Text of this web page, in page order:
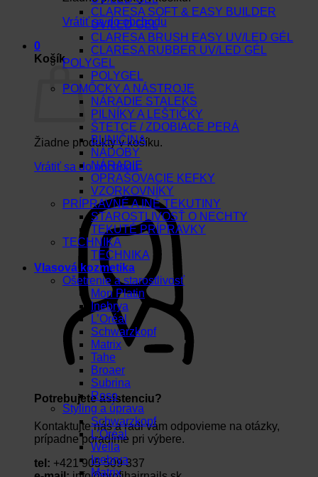
Vrátiť sa do obchodu
0
Košík
Žiadne produkty v košíku.
Vrátiť sa do obchodu
Potrebujete asistenciu?
Kontaktujte nás a radi vám odpovieme na otázky,
prípadne poradíme pri výbere.
tel: +421 905 509 337
CLARESA SOFT & EASY BUILDER
UV/LED GEL
CLARESA BRUSH EASY UV/LED GÉL
CLARESA RUBBER UV/LED GÉL
POLYGEL
POLYGEL
POMÔCKY A NÁSTROJE
NÁRADIE STALEKS
PILNÍKY A LEŠTIČKY
ŠTETCE / ZDOBIACE PERÁ
BUNIČINA
NÁDOBY
NÁRADIE
OPRAŠOVACIE KEFKY
VZORKOVNÍKY
PRÍPRAVNÉ A INÉ TEKUTINY
STAROSTLIVOSŤ O NECHTY
TEKUTÉ PRÍPRAVKY
TECHNIKA
TECHNIKA
Vlasová kozmetika
Ošetrenie a starostlivosť
Mon Platin
Inebrya
L’Oréal
Schwarzkopf
Matrix
Tahe
Broaer
Subrina
Roso
Styling a úprava
Schwarzkopf
L’Oréal
Wella
Inebrya
Matrix